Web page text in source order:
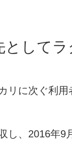
して
リに次ぐ利
し、2016年9